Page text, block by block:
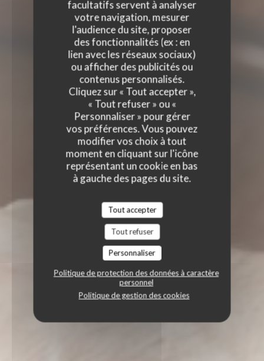
facultatifs servent à analyser
votre navigation, mesurer
l'audience du site, proposer
des fonctionnalités (ex : en
lien avec les réseaux sociaux)
ou afficher des publicités ou
contenus personnalisés.
Cliquez sur « Tout accepter »,
« Tout refuser » ou «
Personnaliser » pour gérer
vos préférences. Vous pouvez
modifier vos choix à tout
moment en cliquant sur l'icône
représentant un cookie en bas
à gauche des pages du site.
Tout accepter
Tout refuser
Personnaliser
Politique de protection des données à caractère
personnel
Politique de gestion des cookies